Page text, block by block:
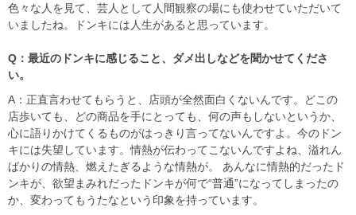
色々な人を見て、芸人として人間観察の場にも使わせていただいて
いましたね。ドンキには人生があると思っています。
Q：最近のドンキに感じること、ダメ出しなどを聞かせてくださ
い。
A：正直言わせてもらうと、店頭が全然面白くないんです。どこの
店歩いても、どの商品を手にとっても、何の声もしないというか、
心に語りかけてくるものがはっきり言ってないんですよ。今のドン
キには失望しています。情熱が伝わってこないんですよね、溢れん
ばかりの情熱、燃えたぎるような情熱が。 あんなに情熱的だったド
ンキが、欲望まみれだったドンキが何で“普通”になってしまったの
か、変わってもうたなという印象を持っています。